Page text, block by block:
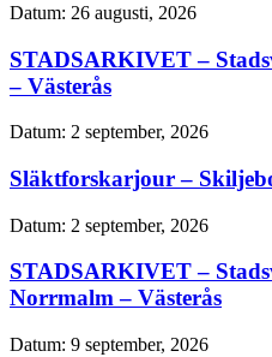
Datum: 26 augusti, 2026
STADSARKIVET –
– Västerås
Datum: 2 september, 2026
Släktforskarjour –
Datum: 2 september, 2026
STADSARKIVET –
Norrmalm – Västerås
Datum: 9 september, 2026